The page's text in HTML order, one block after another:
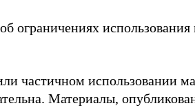
об ограничениях использования
частичном использовании
Материалы,